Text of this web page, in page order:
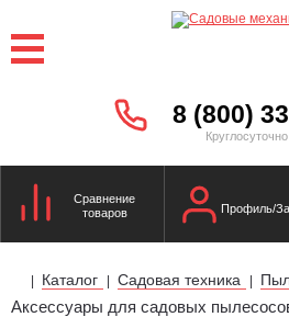
8 (800)
Круглосуточно
Сравнение
товаров
Профиль/
| Каталог | Садовая техника |
Аксессуары для садовых